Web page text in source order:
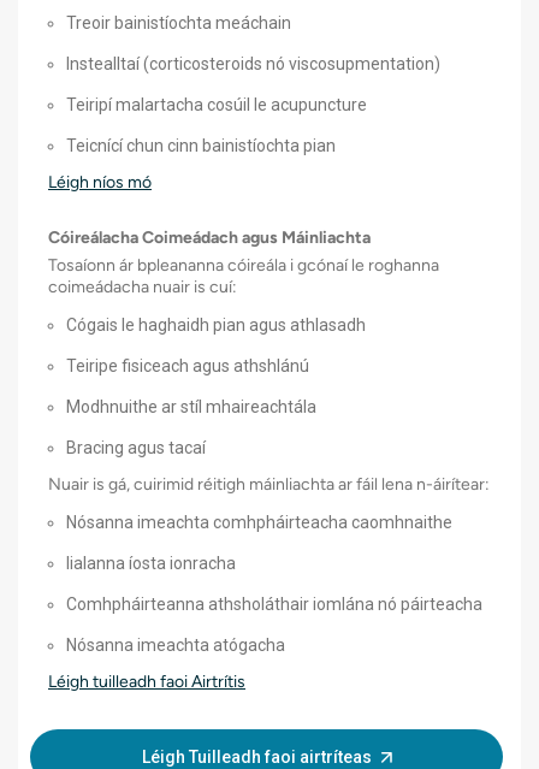
Tréimhsí ospidéil níos giorra
Fill ar ais níos tapúla ar ghníomhaíochtaí
Scars níos lú
Riosca aimhréidh laghdaithe
Treoir bainistíochta meáchain
Instealltaí (corticosteroids nó viscosupmentation)
Teiripí malartacha cosúil le acupuncture
Teicnící chun cinn bainistíochta pian
Léigh níos mó
Cóireálacha Coimeádach agus Máinliachta
Tosaíonn ár bpleananna cóireála i gcónaí le roghanna
coimeádacha nuair is cuí:
Cógais le haghaidh pian agus athlasadh
Teiripe fisiceach agus athshlánú
Modhnuithe ar stíl mhaireachtála
Bracing agus tacaí
Nuair is gá, cuirimid réitigh máinliachta ar fáil lena n-áirítear:
Nósanna imeachta comhpháirteacha caomhnaithe
lialanna íosta ionracha
Comhpháirteanna athsholáthair iomlána nó páirteacha
Nósanna imeachta atógacha
Léigh tuilleadh faoi Airtrítis
Léigh Tuilleadh faoi airtríteas